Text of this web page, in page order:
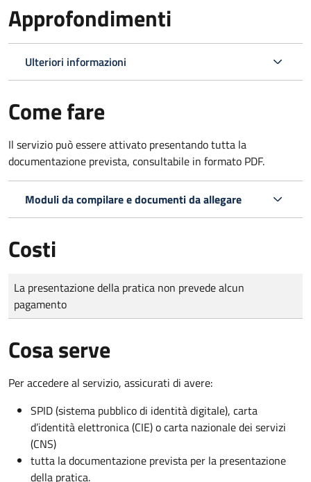
Approfondimenti
Ulteriori informazioni
Come fare
Il servizio può essere attivato presentando tutta la
documentazione prevista, consultabile in formato PDF.
Moduli da compilare e documenti da allegare
Costi
Tipo di pagamento
Importo
La presentazione della pratica non prevede alcun
pagamento
Cosa serve
Per accedere al servizio, assicurati di avere:
SPID (sistema pubblico di identità digitale), carta
d’identità elettronica (CIE) o carta nazionale dei servizi
(CNS)
tutta la documentazione prevista per la presentazione
della pratica.